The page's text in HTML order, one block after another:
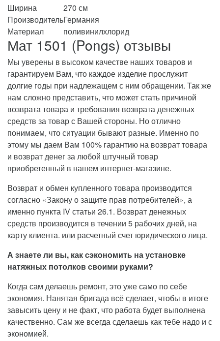
Ширина
270 см
ПроизводительГермания
Материал
поливинилхлорид
Мат 1501 (Pongs) отзывы
Мы уверены в высоком качестве наших товаров и
гарантируем Вам, что каждое изделие прослужит
долгие годы при надлежащем с ним обращении. Так же
нам сложно представить, что может стать причиной
возврата товара и требования возврата денежных
средств за товар с Вашей стороны. Но отлично
понимаем, что ситуации бывают разные. Именно по
этому мы даем Вам 100% гарантию на возврат товара
и возврат денег за любой штучный товар
приобретенный в нашем интернет-магазине.
Возврат и обмен купленного товара производится
согласно «Закону о защите прав потребителей», а
именно пункта IV статьи 26.1. Возврат денежных
средств производится в течении 5 рабочих дней, на
карту клиента. или расчетный счет юридического лица.
А знаете ли вы, как сэкономить на установке
натяжных потолков своими руками?
Когда сам делаешь ремонт, это уже само по себе
экономия. Нанятая бригада всё сделает, чтобы в итоге
завысить цену и не факт, что работа будет выполнена
качественно. Сам же всегда сделаешь как тебе надо и с
экономией.